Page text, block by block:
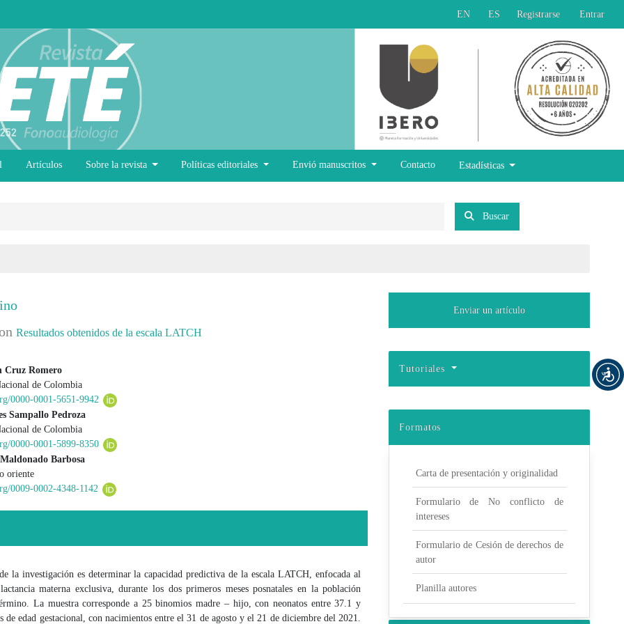
EN ES Registrarse Entrar
Artículos Sobre la revista Políticas editoriales Envió manuscritos Contacto Estadísticas
Buscar
Resultados obtenidos de la escala LATCH
principal del artículo
Cruz Romero
de Colombia
0000-0001-5651-9942
Sampallo Pedroza
de Colombia
0000-0001-5899-8350
Barbosa
oriente
0009-0002-4348-1142
la investigación es determinar la capacidad predictiva de la escala LATCH, enfocada al
materna exclusiva, durante los dos primeros meses posnatales en la población
La muestra corresponde a 25 binomios madre – hijo, con neonatos entre 37.1 y
de edad gestacional, con nacimientos entre el 31 de agosto y el 21 de diciembre del 2021.
Enviar un artículo
Tutoriales
Formatos
Carta de presentación y originalidad
Formulario de No conflicto de
intereses
Formulario de Cesión de derechos de
autor
Planilla autores